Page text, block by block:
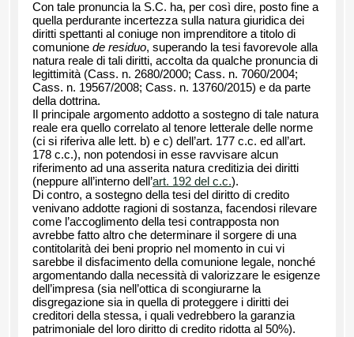
Con tale pronuncia la S.C. ha, per così dire, posto fine a
quella perdurante incertezza sulla natura giuridica dei
diritti spettanti al coniuge non imprenditore a titolo di
comunione de residuo, superando la tesi favorevole alla
natura reale di tali diritti, accolta da qualche pronuncia di
legittimità (Cass. n. 2680/2000; Cass. n. 7060/2004;
Cass. n. 19567/2008; Cass. n. 13760/2015) e da parte
della dottrina.
Il principale argomento addotto a sostegno di tale natura
reale era quello correlato al tenore letterale delle norme
(ci si riferiva alle lett. b) e c) dell’art. 177 c.c. ed all’art.
178 c.c.), non potendosi in esse ravvisare alcun
riferimento ad una asserita natura creditizia dei diritti
(neppure all’interno dell’art. 192 del c.c.).
Di contro, a sostegno della tesi del diritto di credito
venivano addotte ragioni di sostanza, facendosi rilevare
come l’accoglimento della tesi contrapposta non
avrebbe fatto altro che determinare il sorgere di una
contitolarità dei beni proprio nel momento in cui vi
sarebbe il disfacimento della comunione legale, nonché
argomentando dalla necessità di valorizzare le esigenze
dell’impresa (sia nell’ottica di scongiurarne la
disgregazione sia in quella di proteggere i diritti dei
creditori della stessa, i quali vedrebbero la garanzia
patrimoniale del loro diritto di credito ridotta al 50%).